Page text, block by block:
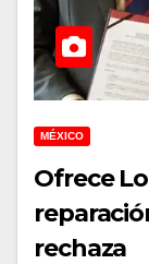
MÉXICO
Ofrece
rechaza